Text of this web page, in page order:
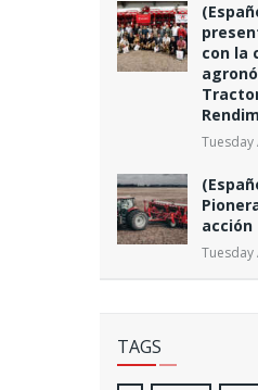
con la
Tuesday
acción
Tuesday
TAGS